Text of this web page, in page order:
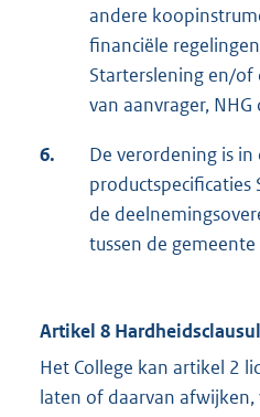
andere
financiële
Starterslening en/of
van aanvrager,
6.
De verordening is
productspecificaties
de
tussen de
Artikel 8
Het College kan artikel 2
laten of daarvan